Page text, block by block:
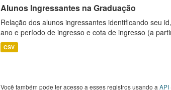
Alunos Ingressantes na Graduação
Relação dos alunos ingressantes identificando seu
ano e período de ingresso e cota de ingresso (a
CSV
Você também pode ter acesso a esses registros usando a API